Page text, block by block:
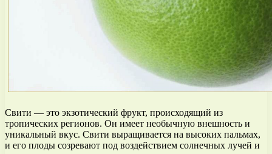
Свити — это экзотический фрукт, происходящий из
тропических регионов. Он имеет необычную внешность и
уникальный вкус. Свити выращивается на высоких пальмах,
и его плоды созревают под воздействием солнечных лучей и